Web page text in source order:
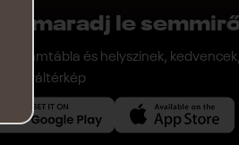
Ne maradj le
Programtábla és helyszínek,
fesztiváltérkép